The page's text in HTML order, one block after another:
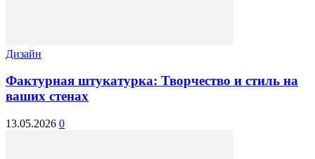
Дизайн
Фактурная штукатурка: Творчество и стиль на
ваших стенах
13.05.2026 0